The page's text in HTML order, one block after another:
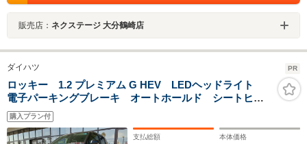
販売店： ネクステージ 大分鶴崎店
ダイハツ PR
ロッキー 1.2 プレミアム G HEV LEDヘッドライト
電子パーキングブレーキ オートホールド シートヒー
ター
購入プラン付
支払総額 本体価格